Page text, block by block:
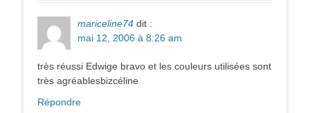
mariceline74 dit :
mai 12, 2006 à 8:26 am
très réussi Edwige bravo et les couleurs utilisées sont
très agréablesbizcéline
Répondre